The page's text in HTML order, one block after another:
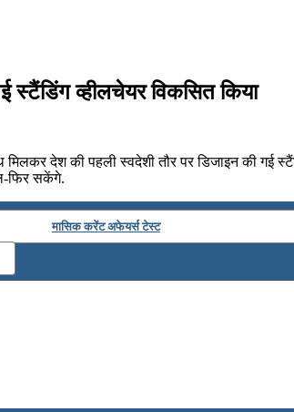
स्टैंडिंग व्हीलचेयर विकसित किया
देश की पहली स्वदेशी तौर पर डिजाइन की गई
फिर सकेंगे.
मासिक करेंट अफेयर्स टेस्ट